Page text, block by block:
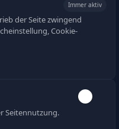
Immer aktiv
der Seite zwingend
Cookie-
Seitennutzung.